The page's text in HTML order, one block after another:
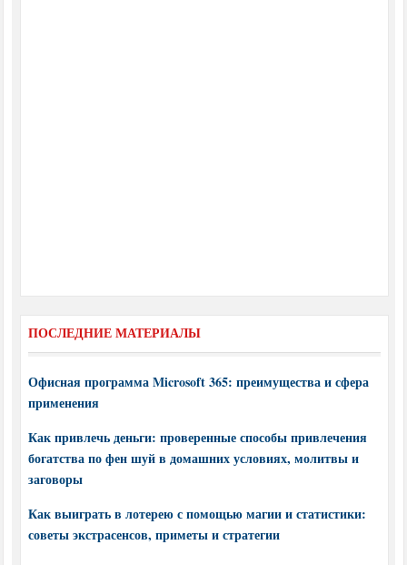
ПОСЛЕДНИЕ МАТЕРИАЛЫ
Офисная программа Microsoft 365: преимущества и сфера
применения
Как привлечь деньги: проверенные способы привлечения
богатства по фен шуй в домашних условиях, молитвы и
заговоры
Как выиграть в лотерею с помощью магии и статистики:
советы экстрасенсов, приметы и стратегии